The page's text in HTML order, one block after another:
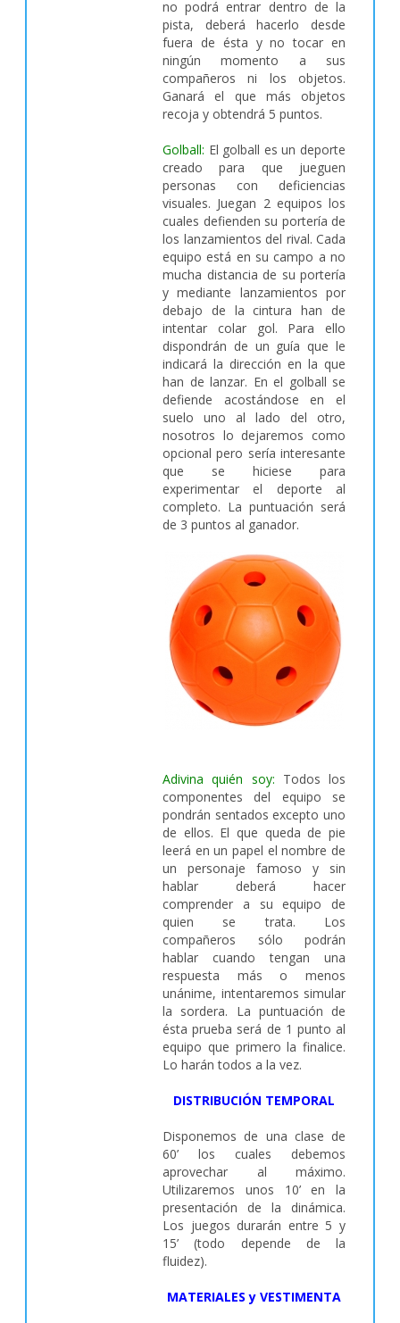
no podrá entrar dentro de la
pista, deberá hacerlo desde
fuera de ésta y no tocar en
ningún momento a sus
compañeros ni los objetos.
Ganará el que más objetos
recoja y obtendrá 5 puntos.
Golball: El golball es un deporte
creado para que jueguen
personas con deficiencias
visuales. Juegan 2 equipos los
cuales defienden su portería de
los lanzamientos del rival. Cada
equipo está en su campo a no
mucha distancia de su portería
y mediante lanzamientos por
debajo de la cintura han de
intentar colar gol. Para ello
dispondrán de un guía que le
indicará la dirección en la que
han de lanzar. En el golball se
defiende acostándose en el
suelo uno al lado del otro,
nosotros lo dejaremos como
opcional pero sería interesante
que se hiciese para
experimentar el deporte al
completo. La puntuación será
de 3 puntos al ganador.
Adivina quién soy: Todos los
componentes del equipo se
pondrán sentados excepto uno
de ellos. El que queda de pie
leerá en un papel el nombre de
un personaje famoso y sin
hablar deberá hacer
comprender a su equipo de
quien se trata. Los
compañeros sólo podrán
hablar cuando tengan una
respuesta más o menos
unánime, intentaremos simular
la sordera. La puntuación de
ésta prueba será de 1 punto al
equipo que primero la finalice.
Lo harán todos a la vez.
DISTRIBUCIÓN TEMPORAL
Disponemos de una clase de
60’ los cuales debemos
aprovechar al máximo.
Utilizaremos unos 10’ en la
presentación de la dinámica.
Los juegos durarán entre 5 y
15’ (todo depende de la
fluidez).
MATERIALES y VESTIMENTA